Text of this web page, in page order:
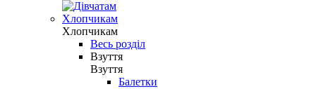
Хлопчикам
Хлопчикам
Весь розділ
Взуття
Взуття
Балетки